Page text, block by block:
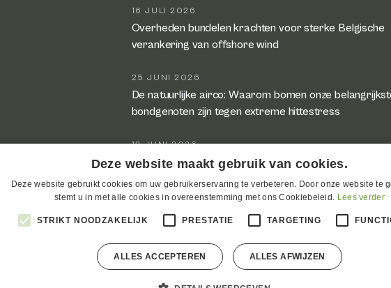
16 JULI 2026
Overheden bundelen krachten voor sterke Belgische
verankering van offshore wind
25 JUNI 2026
De natuurlijke airco: Waarom bomen onze
bondgenoten zijn tegen extreme hittestress
12 JUNI 2026
Nuhma: 25 jaar groene energie, innovatie en lokale
5 JUNI 2026
Duurzaam rendement in 2025
Deze website maakt gebruik van cookies.
Deze website gebruikt cookies om uw gebruikerservaring te verbeteren. Door onze website te
stemt u in met alle cookies in overeenstemming met ons Cookiebeleid. Lees verder
STRIKT NOODZAKELIJK PRESTATIE TARGETING
ALLES ACCEPTEREN ALLES AFWIJZEN